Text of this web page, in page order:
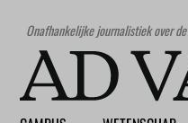
Onafhankelijke journalistiek over